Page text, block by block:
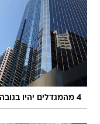
4 מהמגדלים יהיו בגובה 40 קומות